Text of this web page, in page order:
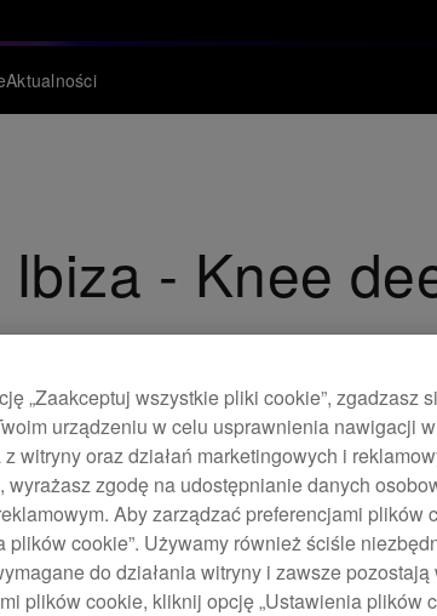
Aktualności
- Knee
„Zaakceptuj wszystkie pliki cookie”, zgadzasz
urządzeniu w celu usprawnienia nawigacji
witryny oraz działań marketingowych i
wyrażasz zgodę na udostępnianie danych
Aby zarządzać preferencjami plików
plików cookie”. Używamy również ściśle
do działania witryny i zawsze
plików cookie, kliknij opcję „Ustawienia plików